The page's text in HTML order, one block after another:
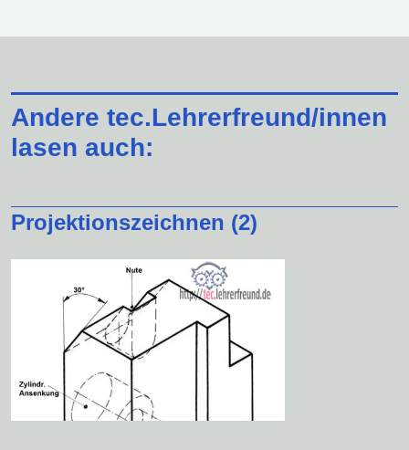
Andere tec.Lehrerfreund/innen
lasen auch:
Projektionszeichnen (2)